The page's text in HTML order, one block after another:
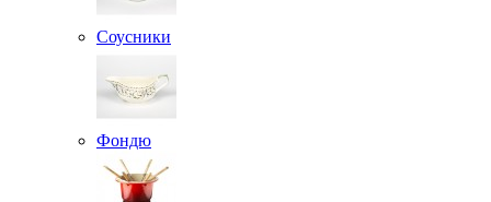
Соусники
Фондю